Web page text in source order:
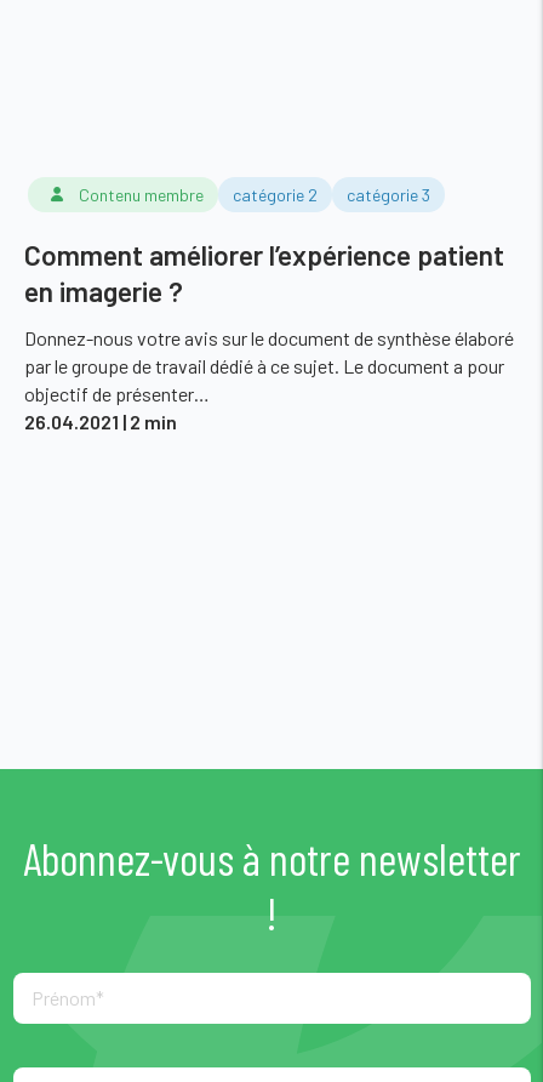
Contenu membre catégorie 2 catégorie 3
Comment améliorer l’expérience patient
en imagerie ?
Donnez-nous votre avis sur le document de synthèse élaboré
par le groupe de travail dédié à ce sujet. Le document a pour
objectif de présenter…
26.04.2021 | 2 min
Abonnez-vous à notre newsletter
!